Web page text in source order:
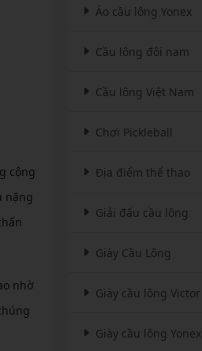
MÁY ĐAN
cộng
nặng
nhờ
Áo cầu lông Yonex
Cầu lông đôi nam
Cầu lông Việt Nam
Chơi Pickleball
Địa điểm thể thao
Giải đấu cầu lông
Giày Cầu Lông
Giày cầu lông Victor
Giày cầu lông Yonex